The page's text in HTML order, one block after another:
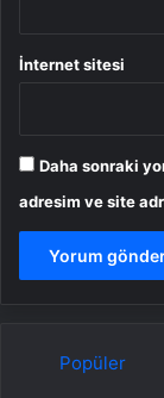
İnternet sitesi
Daha sonraki
adresim ve site
Popüler